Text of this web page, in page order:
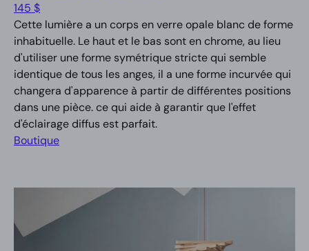
145 $
Cette lumière a un corps en verre opale blanc de forme
inhabituelle. Le haut et le bas sont en chrome, au lieu
d'utiliser une forme symétrique stricte qui semble
identique de tous les anges, il a une forme incurvée qui
changera d'apparence à partir de différentes positions
dans une pièce. ce qui aide à garantir que l'effet
d'éclairage diffus est parfait.
Boutique